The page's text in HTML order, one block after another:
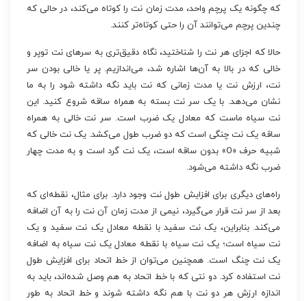
که چگونه یک پرچم واحد، مدت زمان نت را کوتاه می‌کند، در حالی که
چندین پرچم می‌توانند آن را حتی کوتاه‌تر کنند.
حالا که اجزای هر نت را شناختید، نگاه دقیق‌تری به سرهای نت توپر و
خالی که در بالا به آن‌ها اشاره شد، می‌اندازیم. پر یا خالی بودن سر
نت، ارزش نت یا مدت زمانی که نت باید نگه داشته شود را به ما
نشان می‌دهد. با یک سر نت بسته به همراه ساقه شروع کنید. این
نت سیاه ماست که معادل یک ضرب است. سر نت خالی به همراه
ساقه یک نت چنگی است که دو ضرب طول می‌کشد. یک نت خالی که
شبیه حرف «O» بدون ساقه است، یک نت گرد است و به مدت چهار
ضرب نگه داشته می‌شود.
راه‌های دیگری برای افزایش طول نت وجود دارد. برای مثال، نقطه‌ای که
بعد از سر نت قرار می‌گیرد، نیمی از مدت زمان آن نت را به آن اضافه
می‌کند. بنابراین، یک نت سفید با نقطه معادل یک نت سفید و یک
نت سیاه است؛ یک نت سیاه با نقطه معادل یک نت سیاه به اضافه
یک نت چنگ است. همچنین می‌توان از خط اتحاد برای افزایش طول
نت استفاده کرد. دو نتی که با خط اتحاد به هم وصل شده‌اند، باید به
اندازه ارزش هر دو نت با هم نگه داشته شوند و خط اتحاد به طور